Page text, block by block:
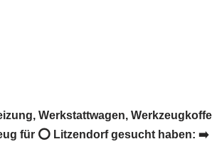
Werkstattwagen,
für ⭕ Litzendorf gesucht haben: